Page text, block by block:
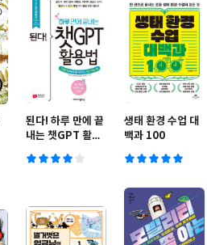
된다! 하루 만에 끝
내는 챗GPT 활용
생태 환경 수업 대
백과 100